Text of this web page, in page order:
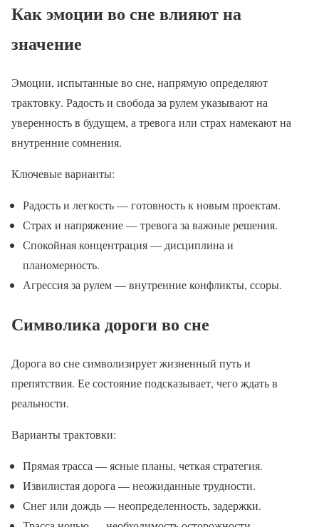
Как эмоции во сне влияют на
значение
Эмоции, испытанные во сне, напрямую определяют
трактовку. Радость и свобода за рулем указывают на
уверенность в будущем, а тревога или страх намекают на
внутренние сомнения.
Ключевые варианты:
Радость и легкость — готовность к новым проектам.
Страх и напряжение — тревога за важные решения.
Спокойная концентрация — дисциплина и
планомерность.
Агрессия за рулем — внутренние конфликты, ссоры.
Символика дороги во сне
Дорога во сне символизирует жизненный путь и
препятствия. Ее состояние подсказывает, чего ждать в
реальности.
Варианты трактовки:
Прямая трасса — ясные планы, четкая стратегия.
Извилистая дорога — неожиданные трудности.
Снег или дождь — неопределенность, задержки.